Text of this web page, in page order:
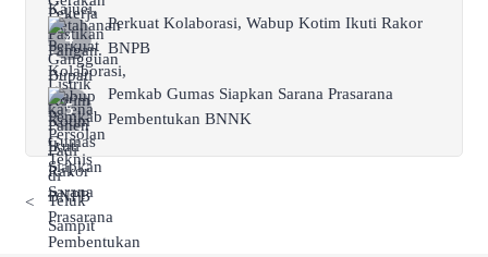
Perkuat Kolaborasi, Wabup Kotim Ikuti Rakor
BNPB
Pemkab Gumas Siapkan Sarana Prasarana
Pembentukan BNNK
<